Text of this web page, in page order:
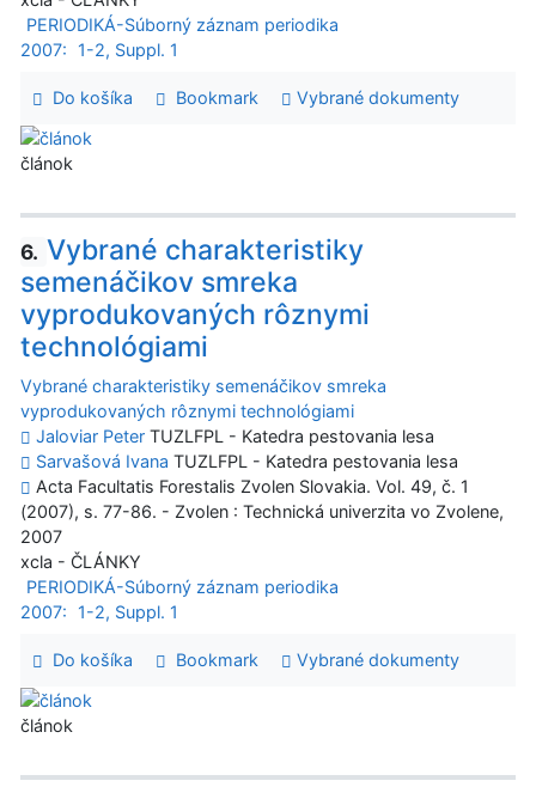
PERIODIKÁ-Súborný záznam periodika
2007:
1-2, Suppl. 1
Do košíka Bookmark Vybrané dokumenty
článok
6. Vybrané charakteristiky
semenáčikov smreka
vyprodukovaných rôznymi
technológiami
Vybrané charakteristiky semenáčikov smreka
vyprodukovaných rôznymi technológiami
Jaloviar Peter TUZLFPL - Katedra pestovania lesa
Sarvašová Ivana TUZLFPL - Katedra pestovania lesa
Acta Facultatis Forestalis Zvolen Slovakia. Vol. 49, č. 1
(2007), s. 77-86. - Zvolen : Technická univerzita vo Zvolene,
2007
xcla - ČLÁNKY
PERIODIKÁ-Súborný záznam periodika
2007:
1-2, Suppl. 1
Do košíka Bookmark Vybrané dokumenty
článok